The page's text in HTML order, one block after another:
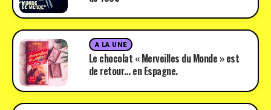
A LA UNE
Le chocolat « Merveilles du Monde » est
de retour… en Espagne.